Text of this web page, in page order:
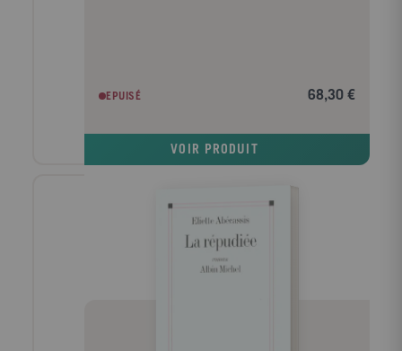
EPUISÉ 68,30 €
VOIR PRODUIT